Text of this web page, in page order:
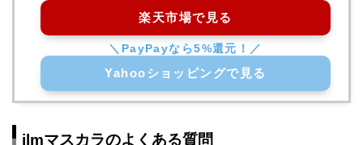
楽天市場で見る
Yahooショッピングで見る
ilmマスカラのよくある質問